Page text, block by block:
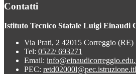
Contatti
Istituto Tecnico Statale Luigi Einaudi
Via Prati, 2 42015 Correggio (RE)
Tel: 0522/ 693271
Email:
PEC: retd02000l@pec.istruzione.it